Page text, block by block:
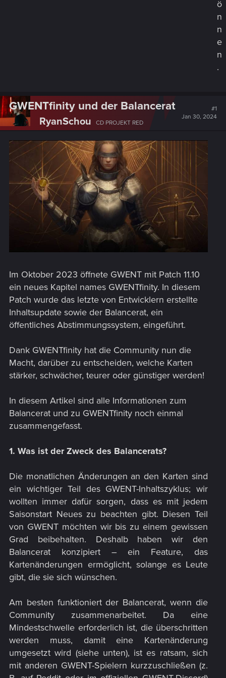
ö
n
n
e
n
.
GWENTfinity und der Balancerat
RyanSchou CD PROJEKT RED
#1
Jan 30, 2024
Im Oktober 2023 öffnete GWENT mit Patch 11.10
ein neues Kapitel names GWENTfinity. In diesem
Patch wurde das letzte von Entwicklern erstellte
Inhaltsupdate sowie der Balancerat, ein
öffentliches Abstimmungssystem, eingeführt.
Dank GWENTfinity hat die Community nun die
Macht, darüber zu entscheiden, welche Karten
stärker, schwächer, teurer oder günstiger werden!
In diesem Artikel sind alle Informationen zum
Balancerat und zu GWENTfinity noch einmal
zusammengefasst.
1. Was ist der Zweck des Balancerats?
Die monatlichen Änderungen an den Karten sind
ein wichtiger Teil des GWENT-Inhaltszyklus; wir
wollten immer dafür sorgen, dass es mit jedem
Saisonstart Neues zu beachten gibt. Diesen Teil
von GWENT möchten wir bis zu einem gewissen
Grad beibehalten. Deshalb haben wir den
Balancerat konzipiert – ein Feature, das
Kartenänderungen ermöglicht, solange es Leute
gibt, die sie sich wünschen.​
Am besten funktioniert der Balancerat, wenn die
Community zusammenarbeitet. Da eine
Mindestschwelle erforderlich ist, die überschritten
werden muss, damit eine Kartenänderung
umgesetzt wird (siehe unten), ist es ratsam, sich
mit anderen GWENT-Spielern kurzzuschließen (z.